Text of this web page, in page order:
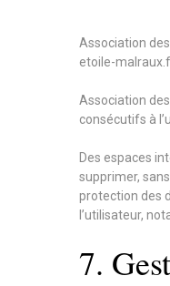
Association
etoile-
Association
consécutifs à
Des espaces
supprimer,
protection des
l’utilisateur,
7.